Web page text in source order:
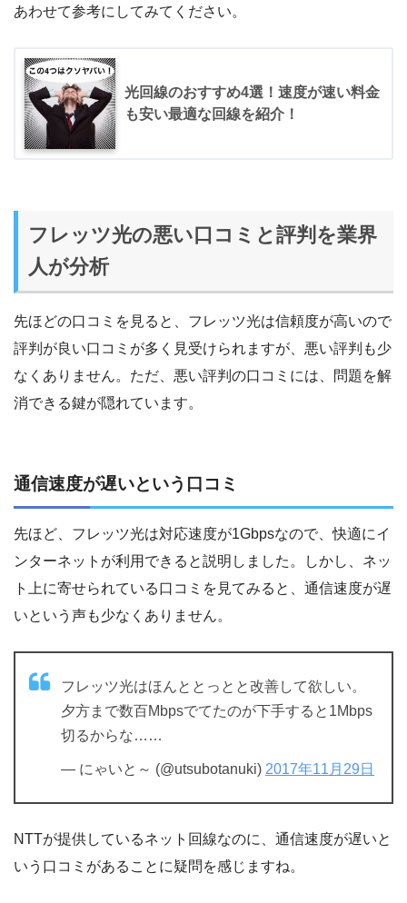
あわせて参考にしてみてください。
光回線のおすすめ4選！速度が速い料金
も安い最適な回線を紹介！
フレッツ光の悪い口コミと評判を業界
人が分析
先ほどの口コミを見ると、フレッツ光は信頼度が高いので
評判が良い口コミが多く見受けられますが、悪い評判も少
なくありません。ただ、悪い評判の口コミには、問題を解
消できる鍵が隠れています。
通信速度が遅いという口コミ
先ほど、フレッツ光は対応速度が1Gbpsなので、快適にイ
ンターネットが利用できると説明しました。しかし、ネッ
ト上に寄せられている口コミを見てみると、通信速度が遅
いという声も少なくありません。
フレッツ光はほんととっとと改善して欲しい。
夕方まで数百Mbpsでてたのが下手すると1Mbps
切るからな……
— にゃいと～ (@utsubotanuki) 2017年11月29日
NTTが提供しているネット回線なのに、通信速度が遅いと
いう口コミがあることに疑問を感じますね。